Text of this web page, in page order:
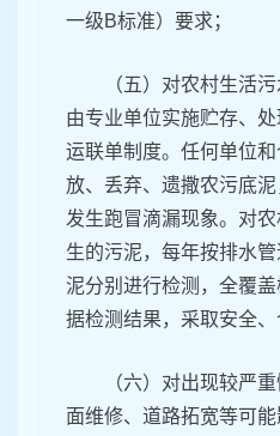
一级B标准）要求；
（五）对农村生活
由专业单位实施贮存、
运联单制度。任何单位
放、丢弃、遗撒农污底
发生跑冒滴漏现象。对
生的污泥，每年按排水
泥分别进行检测，全覆
据检测结果，采取安全、
（六）对出现较严
面维修、道路拓宽等可